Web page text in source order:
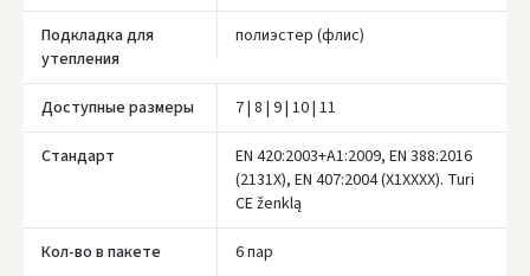
Подкладка для
утепления
полиэстер (флис)
Доступные размеры 7 | 8 | 9 | 10 | 11
Стандарт
EN 420:2003+A1:2009, EN 388:2016
(2131X), EN 407:2004 (X1XXXX). Turi
CE ženklą
Кол-во в пакете 6 пар